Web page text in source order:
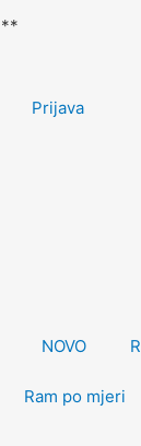
Prijava
NOVO
Ram po mjeri